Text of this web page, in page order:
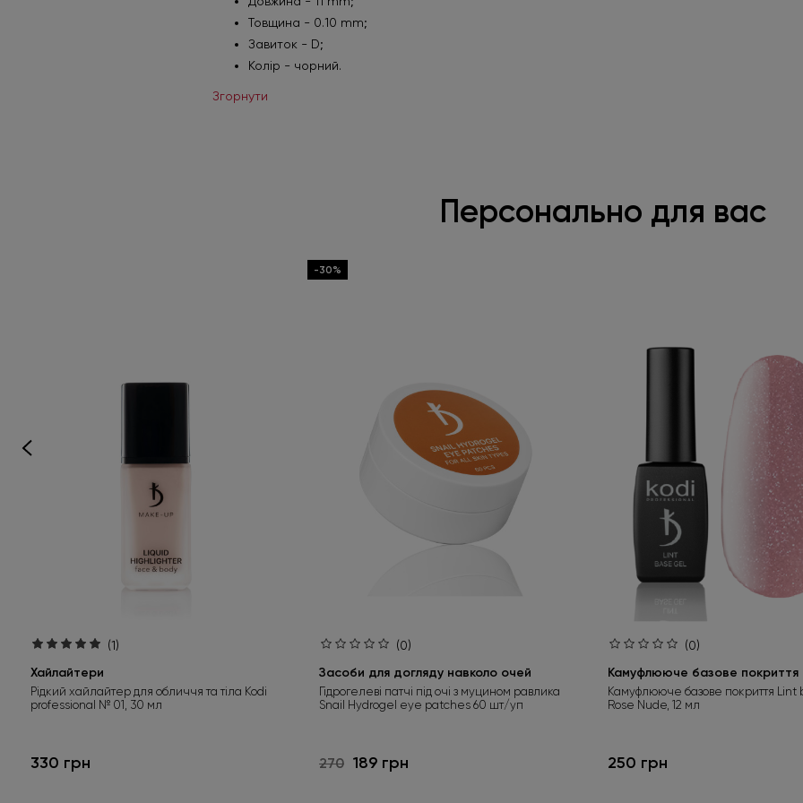
Товщина - 0.10 mm;
Завиток - D;
Колір - чорний.
Згорнути
Персонально для вас
(1)
Хайлайтери
Рідкий хайлайтер для обличчя та тіла Kodi
professional № 01, 30 мл
330 грн
-30%
(0)
Засоби для догляду навколо очей
Гідрогелеві патчі під очі з муцином равлика
Snail Hydrogel eye patches 60 шт/уп
270 189 грн
(0)
Камуфлююче базове покриття
Камуфлююче базове покриття Lint
Rose Nude, 12 мл
250 грн